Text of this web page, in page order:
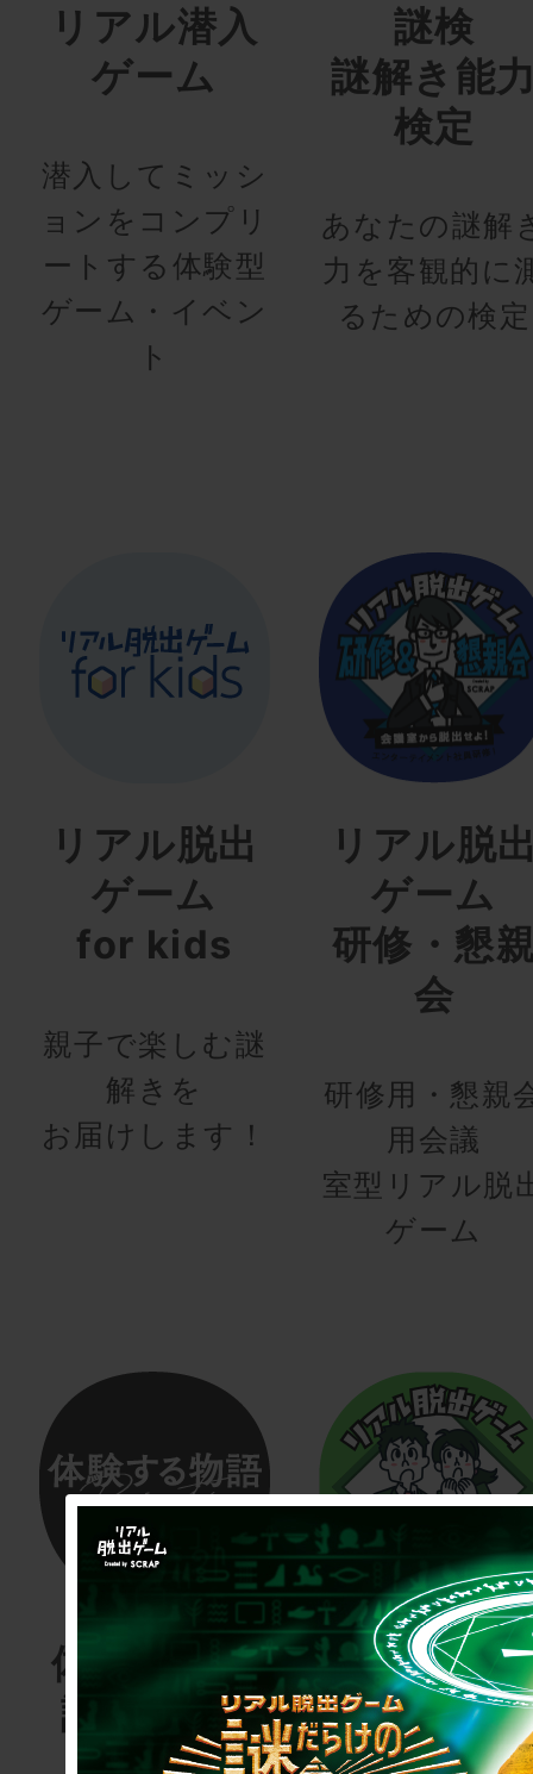
リアル潜入
ゲーム
潜入してミッシ
ョンをコンプリ
ートする体験型
ゲーム・イベン
ト
謎検
謎解き能
検定
あなたの謎解
力を客観的に
るための検定
リアル脱出
ゲーム
for kids
親子で楽しむ謎
解きを
お届けします！
リアル脱
ゲーム
研修・懇
会
研修用・懇親
用会議
室型リアル脱
ゲーム
体験する物
語project
リアル脱
ゲーム
for